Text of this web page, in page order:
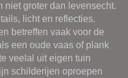
niet groter dan levensecht.
licht en reflecties.
betreffen vaak voor de
een oude vaas of plank
veelal uit eigen tuin
schilderijen oproepen